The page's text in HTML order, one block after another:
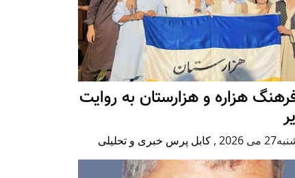
هزاره و هزارستان به روایت
2026
, کابل پرس خبری و تحلیلی